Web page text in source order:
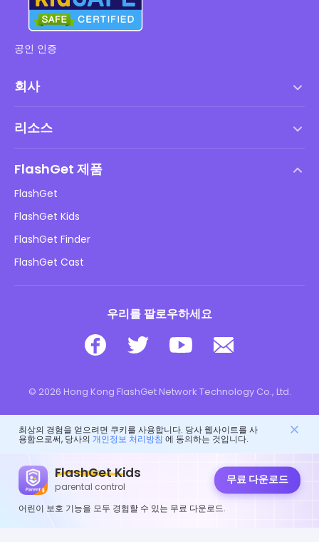
FlashGet Kids
parental control
무료 다운로드
어린이 보호 기능을 모두 경험할 수 있는 무료 다운로드.
공인 인증
회사
DMCA 정책
개인정보 처리방침
광고 정책
내 정보를 판매하지 마십시오
리소스
아동 온라인 안전
다운로드
FlashGet 제품
FlashGet
FlashGet Kids
FlashGet Finder
FlashGet Cast
우리를 팔로우하세요
© 2026 Hong Kong FlashGet Network Technology Co., Ltd.
최상의 경험을 얻으려면 쿠키를 사용합니다. 당사 웹사이트를 사
용함으로써, 당사의 개인정보 처리방침 에 동의하는 것입니다.